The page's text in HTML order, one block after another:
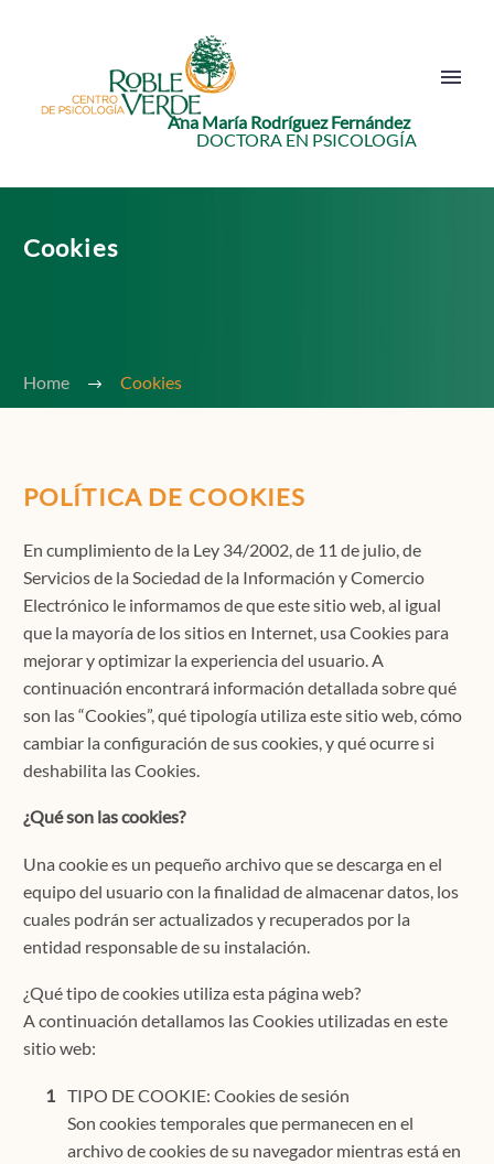
Ana María Rodríguez Fernández
DOCTORA EN PSICOLOGÍA
Localízanos
Solicita cita
Cookies
Home Cookies
POLÍTICA DE COOKIES
En cumplimiento de la Ley 34/2002, de 11 de julio, de
Servicios de la Sociedad de la Información y Comercio
Electrónico le informamos de que este sitio web, al igual
que la mayoría de los sitios en Internet, usa Cookies para
mejorar y optimizar la experiencia del usuario. A
continuación encontrará información detallada sobre qué
son las “Cookies”, qué tipología utiliza este sitio web, cómo
cambiar la configuración de sus cookies, y qué ocurre si
deshabilita las Cookies.
¿Qué son las cookies?
Una cookie es un pequeño archivo que se descarga en el
equipo del usuario con la finalidad de almacenar datos, los
cuales podrán ser actualizados y recuperados por la
entidad responsable de su instalación.
¿Qué tipo de cookies utiliza esta página web?
A continuación detallamos las Cookies utilizadas en este
sitio web:
TIPO DE COOKIE: Cookies de sesión
Son cookies temporales que permanecen en el
archivo de cookies de su navegador mientras está en